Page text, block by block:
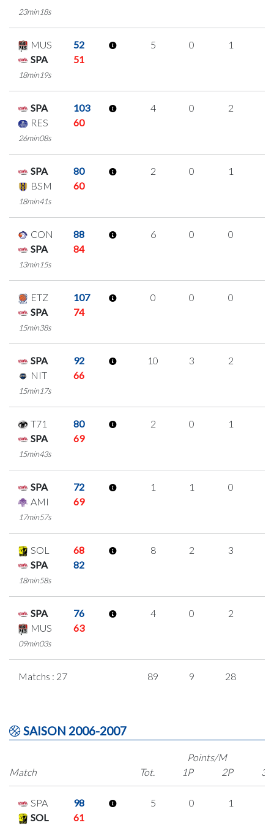
23min18s
MUS
52
SPA
51
18min19s
5 0 1
SPA
103
RES
60
26min08s
4 0 2
SPA
80
BSM
60
18min41s
2 0 1
CON
88
SPA
84
13min15s
6 0 0
ETZ
107
SPA
74
15min38s
0 0 0
SPA
92
NIT
66
15min17s
10 3 2
T71
80
SPA
69
15min43s
2 0 1
SPA
72
AMI
69
17min57s
1 1 0
SOL
68
SPA
82
18min58s
8 2 3
SPA
76
MUS
63
09min03s
4 0 2
Matchs : 27 89 9 28
SAISON 2006-2007
Match
Points/M
Tot.
1P 2P 3P
SPA
98
SOL
61
5 0 1